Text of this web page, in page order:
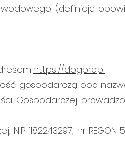
(definicja
https://dogpro.pl
gospodarczą pod
Gospodarczej
1182243297, nr REGON